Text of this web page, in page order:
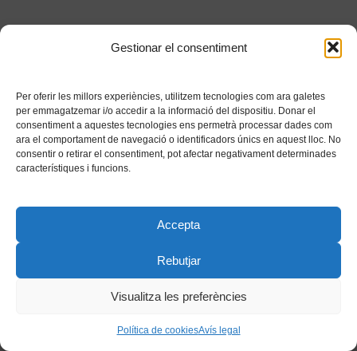
Gestionar el consentiment
Per oferir les millors experiències, utilitzem tecnologies com ara galetes
per emmagatzemar i/o accedir a la informació del dispositiu. Donar el
consentiment a aquestes tecnologies ens permetrà processar dades com
ara el comportament de navegació o identificadors únics en aquest lloc. No
consentir o retirar el consentiment, pot afectar negativament determinades
característiques i funcions.
Accepta
Rebutjar
Visualitza les preferències
Política de cookiesAvís legal